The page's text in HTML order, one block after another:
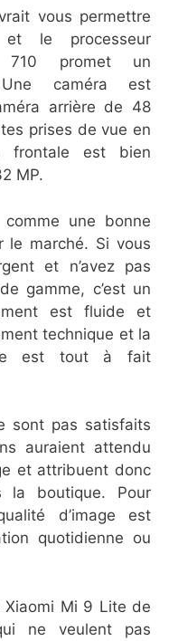
vous permettre
le processeur
710 promet un
Une caméra est
arrière de 48
prises de vue en
frontale est bien
MP.
une bonne
le marché. Si vous
et n’avez pas
gamme, c’est un
est fluide et
technique et la
est tout à fait
sont pas satisfaits
auraient attendu
et attribuent donc
la boutique. Pour
d’image est
quotidienne ou
Mi 9 Lite de
ne veulent pas